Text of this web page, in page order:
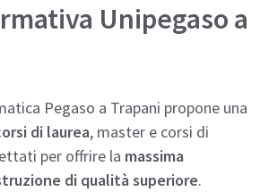
Unipegaso a
Pegaso a Trapani propone una
di laurea, master e corsi di
per offrire la massima
di qualità superiore.